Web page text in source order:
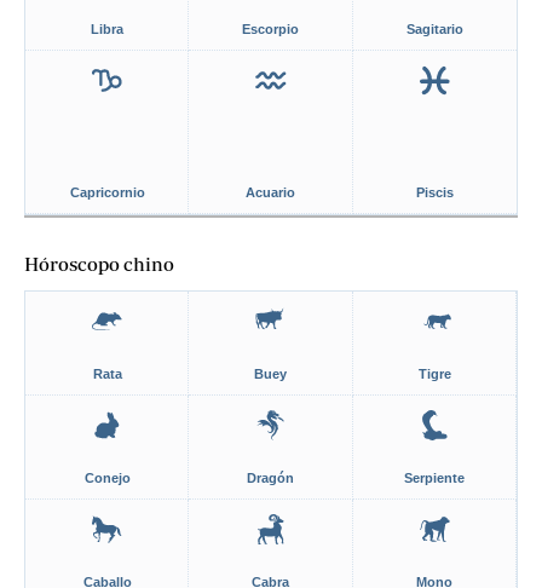
Libra Escorpio Sagitario
Capricornio Acuario Piscis
Hóroscopo chino
Rata Buey Tigre
Conejo Dragón Serpiente
Caballo Cabra Mono